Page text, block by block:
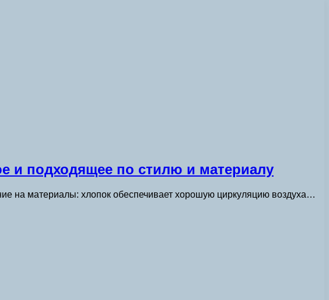
и подходящее по стилю и материалу
на материалы: хлопок обеспечивает хорошую циркуляцию воздуха…